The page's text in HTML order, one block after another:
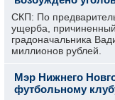
СКП: По
ущерба,
градоначальника
миллионов рублей.
Мэр Нижнего
футбольному